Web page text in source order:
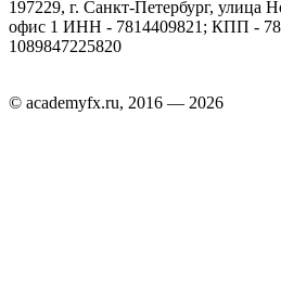
197229, г. Санкт-Петербург, улица
офис 1 ИНН - 7814409821; КПП -
1089847225820
© academyfx.ru, 2016 — 2026